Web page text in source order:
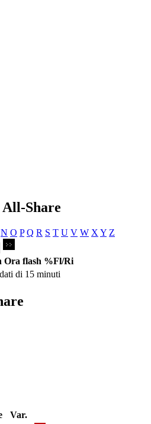
Share
N O P Q R S T U V W X Y Z
Ora flash %Fl/Ri
di 15 minuti
Var.